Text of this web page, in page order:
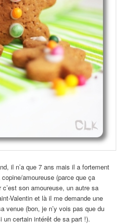
il n’a que 7 ans mais il a fortement
amoureuse (parce que ça
son amoureuse, un autre sa
Valentin et là il me demande une
venue (bon, je n’y vois pas que du
un certain intérêt de sa part !).